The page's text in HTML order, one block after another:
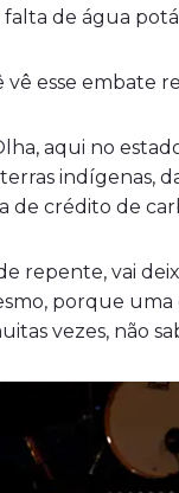
de água
vê esse embate
aqui no
indígenas,
de crédito de
repente, vai
porque
vezes, não